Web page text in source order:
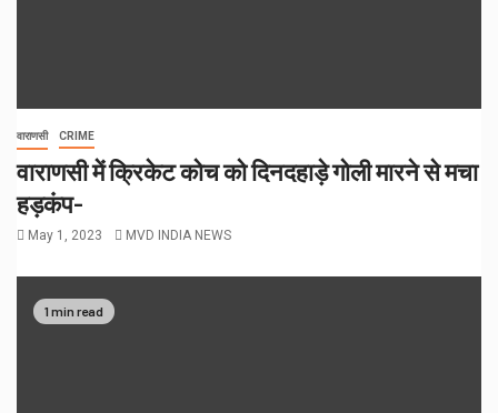
वाराणसी CRIME
वाराणसी में क्रिकेट कोच को दिनदहाड़े गोली मारने से मचा
हड़कंप-
May 1, 2023 MVD INDIA NEWS
1 min read